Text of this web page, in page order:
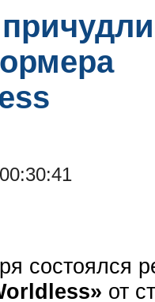
состоялся
от